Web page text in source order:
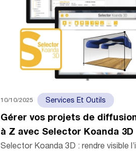
10/10/2025 Services Et Outils
Gérer vos projets de
à Z avec Selector Koanda 3D
Selector Koanda 3D : rendre visible